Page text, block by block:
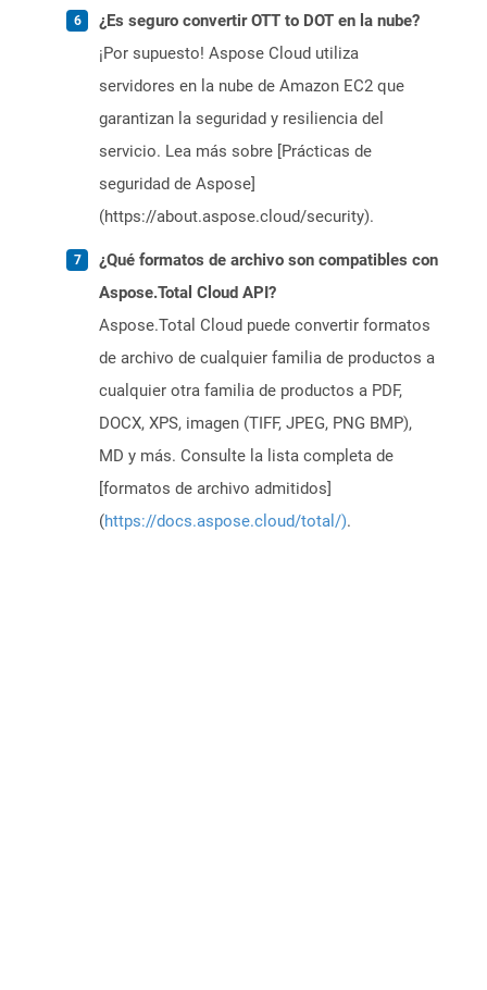
¿Es seguro convertir OTT to DOT en la nube?
¡Por supuesto! Aspose Cloud utiliza
servidores en la nube de Amazon EC2 que
garantizan la seguridad y resiliencia del
servicio. Lea más sobre [Prácticas de
seguridad de Aspose]
(https://about.aspose.cloud/security).
¿Qué formatos de archivo son compatibles con
Aspose.Total Cloud API?
Aspose.Total Cloud puede convertir formatos
de archivo de cualquier familia de productos a
cualquier otra familia de productos a PDF,
DOCX, XPS, imagen (TIFF, JPEG, PNG BMP),
MD y más. Consulte la lista completa de
[formatos de archivo admitidos]
(https://docs.aspose.cloud/total/).